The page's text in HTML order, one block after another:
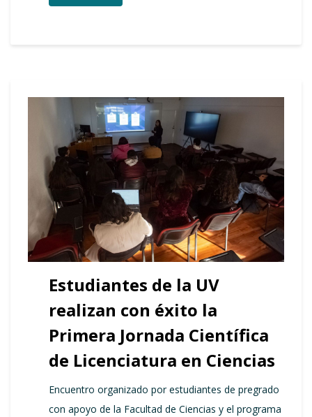
Estudiantes de la UV
realizan con éxito la
Primera Jornada Científica
de Licenciatura en Ciencias
Encuentro organizado por estudiantes de pregrado
con apoyo de la Facultad de Ciencias y el programa